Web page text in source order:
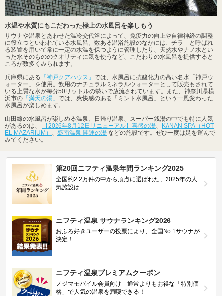
水温や水質にもこだわった極上の水風呂を楽しもう
サウナや温泉とあわせた温冷交代浴によって、免疫力の向上や自律神経の調整
に役立つといわれている水風呂。数ある温浴施設のなかには、チラ―と呼ばれ
る装置を用いて常に一定の水温を保つように管理したり、天然水やナノ水とい
った水そのもののクオリティに気を使うなど、こだわりの水風呂を提供すると
ころが数多くみられます。
兵庫県にある 「神戸クアハウス」 では、水風呂に抗酸化力の高い名水「神戸ウ
ォーター」を使用。飲用のナチュラルミネラルウォーターとして販売もされて
いる上質な水が毎分50リットルの勢いで放流されています。また、神奈川県横
浜市の 「満天の湯」 では、爽快感のある「ミント水風呂」という一風変わった
水風呂が楽しめます。
山田線の水風呂が楽しめる温泉、日帰り温泉、スーパー銭湯の中でも特に人気
があるのは、
【2026年8月12日リニューアル】喜盛の湯
KANAN SPA（HOT
EL MAZARIUM）
盛南温泉 開運の湯 などの施設です。ぜひ一度は足を運んで
みてください。
第20回ニフティ温泉年間ランキング2025
全国約2.2万件の中から頂点に選ばれた、2025年の人
気施設は…
ニフティ温泉 サウナランキング2026
おふろ好きユーザーの投票により、全国No.1サウナが
決定！
ニフティ温泉プレミアムクーポン
ノジマモバイル会員向け 通常よりもお得な「特別価
格」で人気の温泉を満喫できる！